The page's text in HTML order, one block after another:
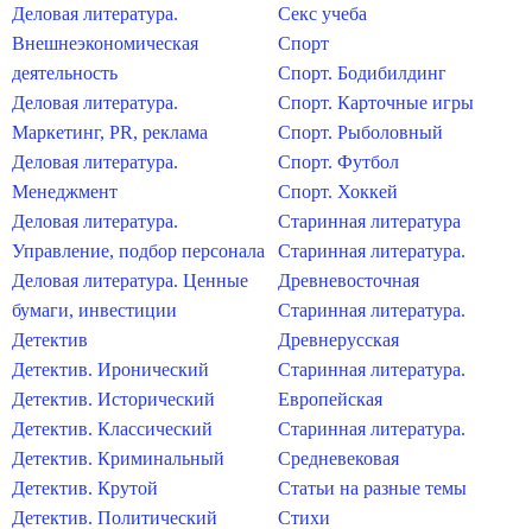
Деловая литература.
Внешнеэкономическая
деятельность
Деловая литература.
Маркетинг, PR, реклама
Деловая литература.
Менеджмент
Деловая литература.
Управление, подбор персонала
Деловая литература. Ценные
бумаги, инвестиции
Детектив
Детектив. Иронический
Детектив. Исторический
Детектив. Классический
Детектив. Криминальный
Детектив. Крутой
Детектив. Политический
Секс учеба
Спорт
Спорт. Бодибилдинг
Спорт. Карточные игры
Спорт. Рыболовный
Спорт. Футбол
Спорт. Хоккей
Старинная литература
Старинная литература.
Древневосточная
Старинная литература.
Древнерусская
Старинная литература.
Европейская
Старинная литература.
Средневековая
Статьи на разные темы
Стихи